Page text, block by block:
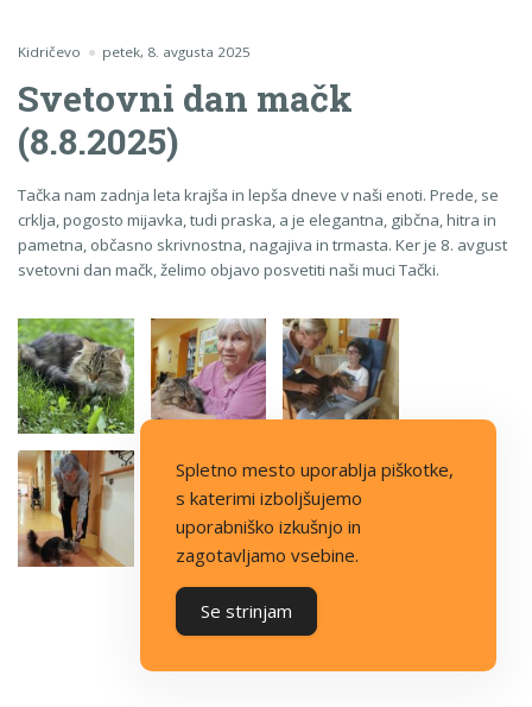
Kidričevo petek, 8. avgusta 2025
Svetovni dan mačk
(8.8.2025)
Tačka nam zadnja leta krajša in lepša dneve v naši enoti. Prede, se
crklja, pogosto mijavka, tudi praska, a je elegantna, gibčna, hitra in
pametna, občasno skrivnostna, nagajiva in trmasta. Ker je 8. avgust
svetovni dan mačk, želimo objavo posvetiti naši muci Tački.
Spletno mesto uporablja piškotke,
s katerimi izboljšujemo
uporabniško izkušnjo in
zagotavljamo vsebine.
Se strinjam